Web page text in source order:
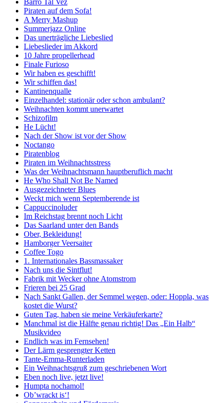
Piraten auf dem Sofa!
A Merry Mashup
Summerjazz Online
Das unerträgliche Liebeslied
Liebeslieder im Akkord
10 Jahre propellerhead
Finale Furioso
Wir haben es geschifft!
Wir schiffen das!
Kantinenqualle
Einzelhandel: stationär oder schon ambulant?
Weihnachten kommt unerwartet
Schizofilm
He Lücht!
Nach der Show ist vor der Show
Noctango
Piratenblog
Piraten im Weihnachtsstress
Was der Weihnachtsmann hauptberuflich macht
He Who Shall Not Be Named
Ausgezeichneter Blues
Weckt mich wenn Septemberende ist
Cappuccinoluder
Im Reichstag brennt noch Licht
Das Saarland unter den Bands
Ober, Bekleidung!
Hamborger Veersaiter
Coffee Togo
1. Internationales Bassmassaker
Nach uns die Sintflut!
Fabrik mit Wecker ohne Atomstrom
Frieren bei 25 Grad
Nach Sankt Gallen, der Semmel wegen, oder: Hoppla, was
kostet die Wurst?
Guten Tag, haben sie meine Verkäuferkarte?
Manchmal ist die Hälfte genau richtig! Das „Ein Halb“
Musikvideo
Endlich was im Fernsehen!
Der Lärm gesprengter Ketten
Tante-Emma-Runterladen
Ein Weihnachtsgruß zum geschriebenen Wort
Eben noch live, jetzt live!
Humpta nochamol!
Ob’wrackt is‘!